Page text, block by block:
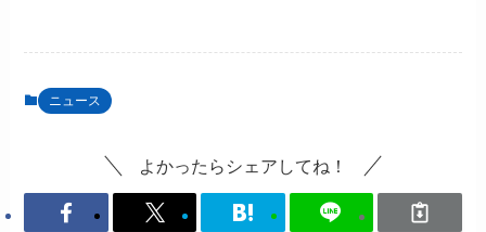
ニュース
よかったらシェアしてね！